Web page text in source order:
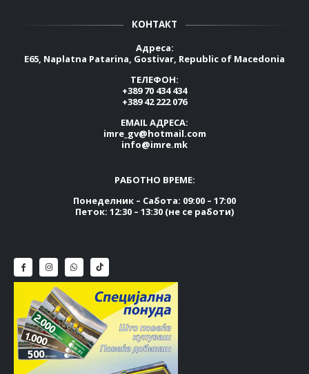
КОНТАКТ
Адреса:
E65, Naplatna Patarina, Gostivar, Republic of Macedonia
ТЕЛЕФОН:
+389 70 434 434
+389 42 222 076
EMAIL АДРЕСА:
imre_gv@hotmail.com
info@imre.mk
РАБОТНО ВРЕМЕ:
Понеделник – Сабота: 09:00 – 17:00
Петок: 12:30 – 13:30 (не се работи)